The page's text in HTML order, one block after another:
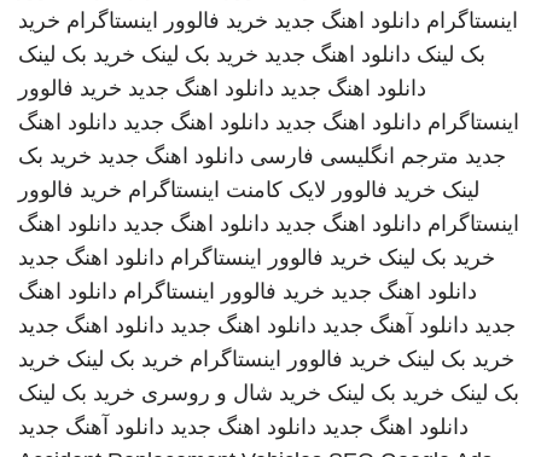
اینستاگرام دانلود اهنگ جدید خرید فالوور اینستاگرام خرید
بک لینک دانلود اهنگ جدید خرید بک لینک خرید بک لینک
دانلود اهنگ جدید دانلود اهنگ جدید خرید فالوور
اینستاگرام دانلود اهنگ جدید دانلود اهنگ جدید دانلود اهنگ
جدید مترجم انگلیسی فارسی دانلود اهنگ جدید خرید بک
لینک خرید فالوور لایک کامنت اینستاگرام خرید فالوور
اینستاگرام دانلود اهنگ جدید دانلود اهنگ جدید دانلود اهنگ
خرید بک لینک خرید فالوور اینستاگرام دانلود اهنگ جدید
دانلود اهنگ جدید خرید فالوور اینستاگرام دانلود اهنگ
جدید دانلود آهنگ جدید دانلود اهنگ جدید دانلود اهنگ جدید
خرید بک لینک خرید فالوور اینستاگرام خرید بک لینک خرید
بک لینک خرید بک لینک خرید شال و روسری خرید بک لینک
دانلود اهنگ جدید دانلود اهنگ جدید دانلود آهنگ جدید